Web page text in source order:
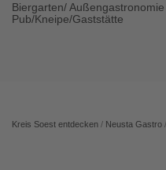
Biergarten/
Pub/Kneipe/Gaststätte
Kreis Soest entdecken / Neusta Gastro /